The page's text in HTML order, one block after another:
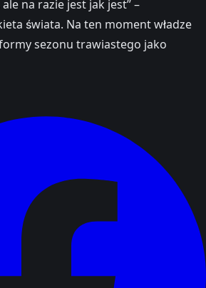
na razie jest jak jest” –
świata. Na ten moment władze
sezonu trawiastego jako